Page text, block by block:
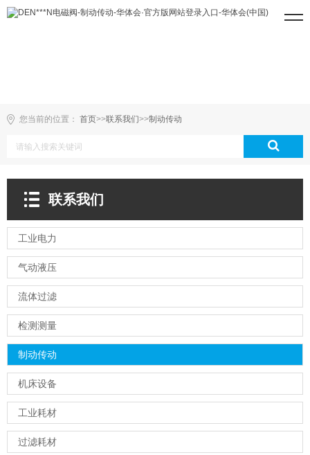
您当前的位置： 首页>>联系我们>>制动传动
联系我们
工业电力
气动液压
流体过滤
检测测量
制动传动
机床设备
工业耗材
过滤耗材